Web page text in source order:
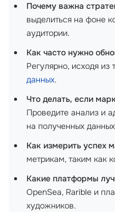
Почему важна
выделиться на фоне
аудитории.
Как часто нужно
Регулярно, исходя из
данных.
Что делать, если
Проведите анализ и
на полученных
Как измерить успех
метрикам, таким как
Какие платформы
OpenSea, Rarible и
художников.